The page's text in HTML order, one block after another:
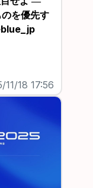
を優先す
11/18 17:56